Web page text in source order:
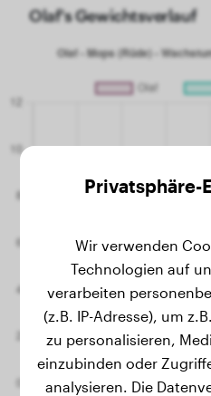
Olaf's Gewichtsverlauf
Privatsphäre-
Wir verwenden
Technologien auf
verarbeiten
(z.B. IP-Adresse), um
zu personalisieren,
einzubinden oder
analysieren. Die